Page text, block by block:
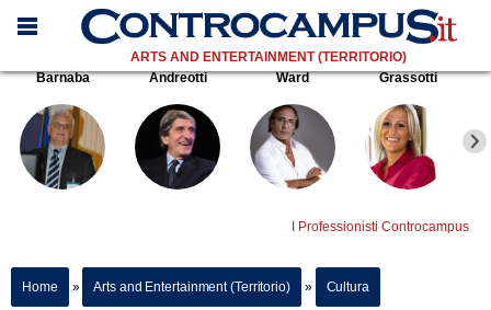
ARTS AND ENTERTAINMENT (TERRITORIO)
Barnaba
Andreotti Ward Grassotti
I Professionisti Controcampus
Home » Arts and Entertainment (Territorio) » Cultura